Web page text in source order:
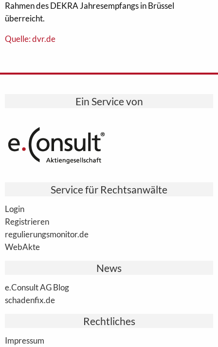
Rahmen des DEKRA Jahresempfangs in Brüssel
überreicht.
Quelle: dvr.de
Ein Service von
Service für Rechtsanwälte
Login
Registrieren
regulierungsmonitor.de
WebAkte
News
e.Consult AG Blog
schadenfix.de
Rechtliches
Impressum